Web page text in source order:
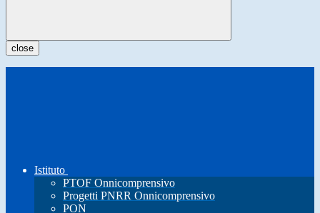
close
Istituto
PTOF Onnicomprensivo
Progetti PNRR Onnicomprensivo
PON